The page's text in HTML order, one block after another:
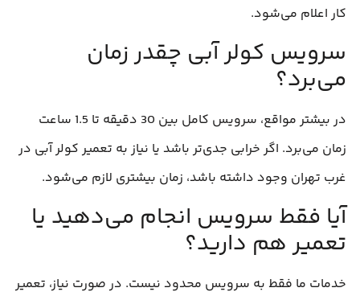
کار اعلام می‌شود.
سرویس کولر آبی چقدر زمان
می‌برد؟
در بیشتر مواقع، سرویس کامل بین 30 دقیقه تا 1.5 ساعت
زمان می‌برد. اگر خرابی جدی‌تر باشد یا نیاز به تعمیر کولر آبی در
غرب تهران وجود داشته باشد، زمان بیشتری لازم می‌شود.
آیا فقط سرویس انجام می‌دهید یا
تعمیر هم دارید؟
خدمات ما فقط به سرویس محدود نیست. در صورت نیاز، تعمیر